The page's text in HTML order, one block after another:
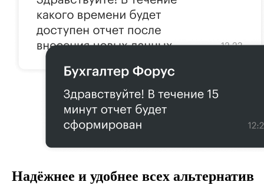
Надёжнее и удобнее всех альтернатив